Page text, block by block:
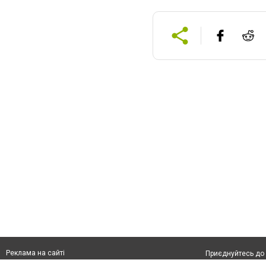
Реклама на сайті
Приєднуйтесь до